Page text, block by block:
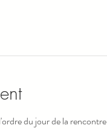
du jour de la rencontre